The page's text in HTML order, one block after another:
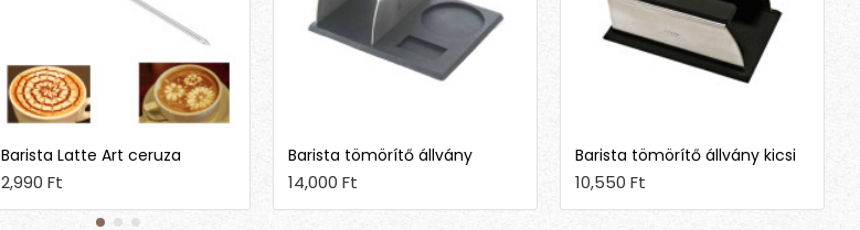
Barista Latte Art ceruza
2,990 Ft
Barista tömörítő állvány
14,000 Ft
Barista tömörítő állvány kicsi
10,550 Ft